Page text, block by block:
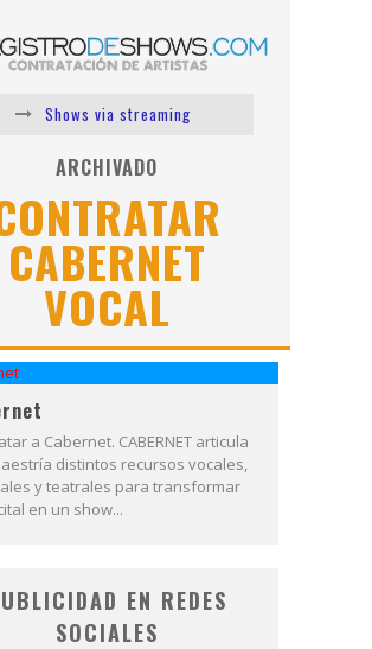
Shows via streaming
Lit Killah
Nicki Nicole
Duki
Vi Em
Los Ángeles Azules
ARCHIVADO
CABERNET
VOCAL
a Cabernet. CABERNET articula
distintos recursos vocales,
y teatrales para transformar
en un show...
EN REDES
SOCIALES